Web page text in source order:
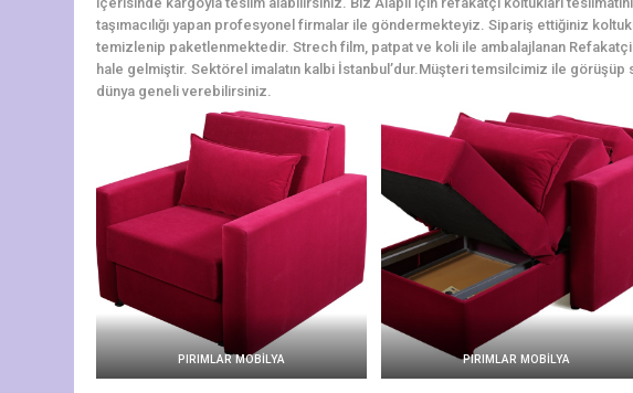
taşımacılığı yapan profesyonel firmalar ile göndermekteyiz. Sipariş ettiğiniz
temizlenip paketlenmektedir. Strech film, patpat ve koli ile ambalajlanan Refakatçi
hale gelmiştir. Sektörel imalatın kalbi İstanbul’dur.Müşteri temsilcimiz ile görüşüp
dünya geneli verebilirsiniz.
PIRIMLAR MOBİLYA PIRIMLAR MOBİLYA